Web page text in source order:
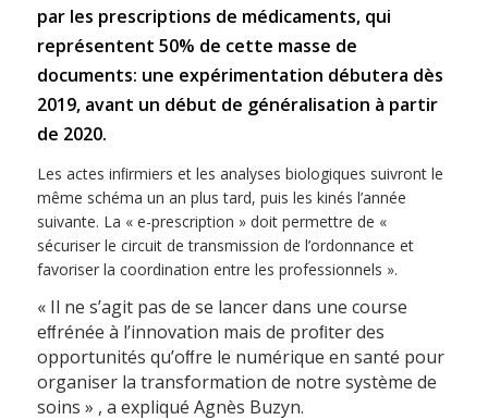
par les prescriptions de médicaments, qui
représentent 50% de cette masse de
documents: une expérimentation débutera dès
2019, avant un début de généralisation à partir
de 2020.
Les actes inﬁrmiers et les analyses biologiques suivront le
même schéma un an plus tard, puis les kinés l’année
suivante. La « e-prescription » doit permettre de «
sécuriser le circuit de transmission de l’ordonnance et
favoriser la coordination entre les professionnels ».
« Il ne s’agit pas de se lancer dans une course
eﬀrénée à l’innovation mais de proﬁter des
opportunités qu’oﬀre le numérique en santé pour
organiser la transformation de notre système de
soins » , a expliqué Agnès Buzyn.